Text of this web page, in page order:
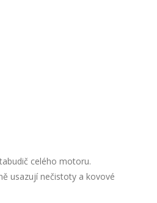
celého motoru.
usazují nečistoty a kovové